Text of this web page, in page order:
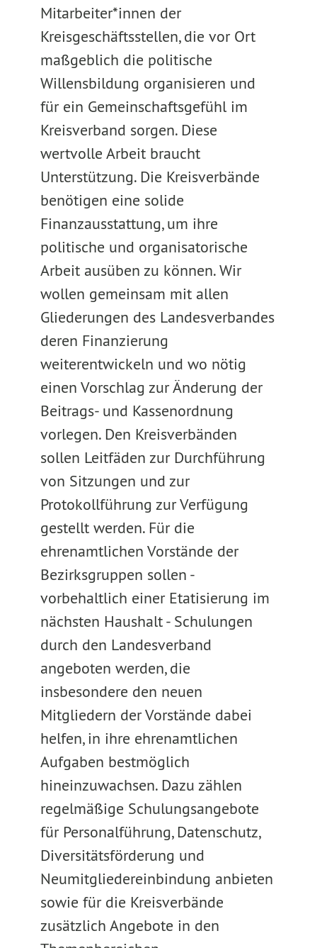
Mitarbeiter*innen der
Kreisgeschäftsstellen, die vor Ort
maßgeblich die politische
Willensbildung organisieren und
für ein Gemeinschaftsgefühl im
Kreisverband sorgen. Diese
wertvolle Arbeit braucht
Unterstützung. Die Kreisverbände
benötigen eine solide
Finanzausstattung, um ihre
politische und organisatorische
Arbeit ausüben zu können. Wir
wollen gemeinsam mit allen
Gliederungen des Landesverbandes
deren Finanzierung
weiterentwickeln und wo nötig
einen Vorschlag zur Änderung der
Beitrags- und Kassenordnung
vorlegen. Den Kreisverbänden
sollen Leitfäden zur Durchführung
von Sitzungen und zur
Protokollführung zur Verfügung
gestellt werden. Für die
ehrenamtlichen Vorstände der
Bezirksgruppen sollen -
vorbehaltlich einer Etatisierung im
nächsten Haushalt - Schulungen
durch den Landesverband
angeboten werden, die
insbesondere den neuen
Mitgliedern der Vorstände dabei
helfen, in ihre ehrenamtlichen
Aufgaben bestmöglich
hineinzuwachsen. Dazu zählen
regelmäßige Schulungsangebote
für Personalführung, Datenschutz,
Diversitätsförderung und
Neumitgliedereinbindung anbieten
sowie für die Kreisverbände
zusätzlich Angebote in den